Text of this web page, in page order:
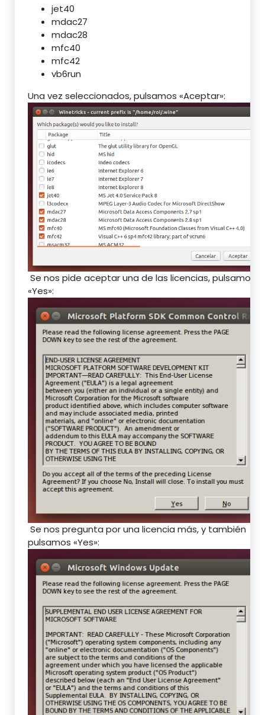
jet40
mdac27
mdac28
mfc40
mfc42
vb6run
Una vez seleccionados, pulsamos «Aceptar»:
Se nos pide aceptar una de las licencias, pulsamos
«Yes»:
Se nos pregunta por una licencia más, y también
pulsamos «Yes»: